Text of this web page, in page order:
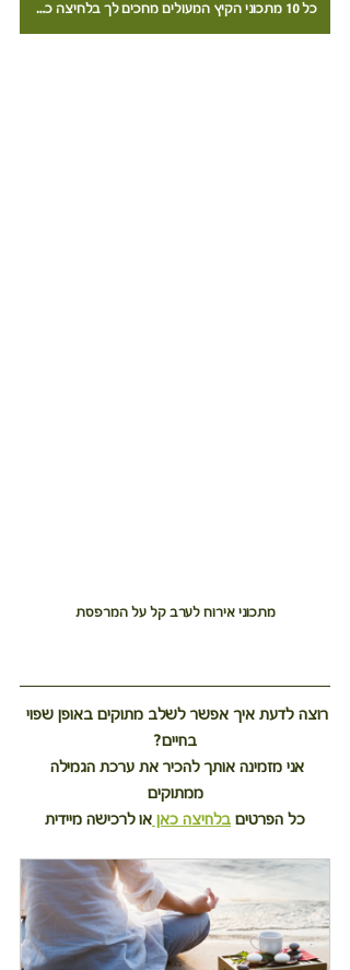
כל 10 מתכוני הקיץ המעולים מחכים לך בלחיצה כאן או על התמונה
מתכוני אירוח לערב קל על המרפסת
רוצה לדעת איך אפשר לשלב מתוקים באופן שפוי
בחיים?
אני מזמינה אותך להכיר את ערכת הגמילה
ממתוקים
כל הפרטים בלחיצה כאן או לרכישה מיידית